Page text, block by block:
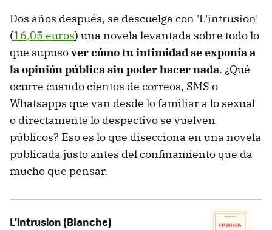
Dos años después, se descuelga con 'L'intrusion'
(16,05 euros) una novela levantada sobre todo lo
que supusover cómo tu intimidad se exponía a
la opinión pública sin poder hacer nada. ¿Qué
ocurre cuando cientos de correos, SMS o
Whatsapps que van desde lo familiar a lo sexual
o directamente lo despectivo se vuelven
públicos? Eso es lo que disecciona en una novela
publicada justo antes del confinamiento que da
mucho que pensar.
L’intrusion (Blanche)